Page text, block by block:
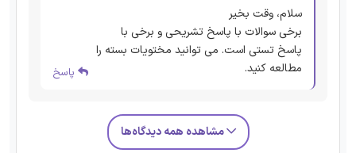
سلام، وقت بخیر
برخی سوالات با پاسخ تشریحی و برخی با
پاسخ تستی است. می توانید مختویات بسته را
مطالعه کنید.
پاسخ
مشاهده همه دیدگاه‌ها